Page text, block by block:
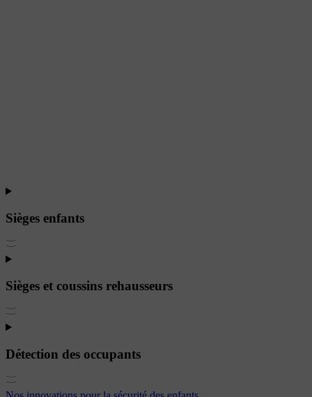
Sièges enfants
Sièges et coussins rehausseurs
Détection des occupants